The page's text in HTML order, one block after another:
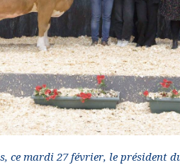
ce mardi 27 février, le président